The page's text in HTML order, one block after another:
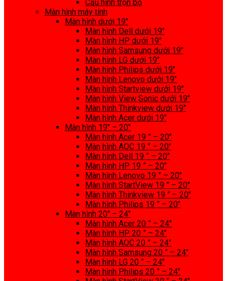
Cấu hình trọn bộ
Màn hình máy tính
Màn hình dưới 19″
Màn hình Dell dưới 19″
Màn hình HP dưới 19″
Màn hình Samsung dưới 19″
Màn hình LG dưới 19″
Màn hình Philips dưới 19″
Màn hình Lenovo dưới 19″
Màn hình Startview dưới 19″
Màn hình View Sonic dưới 19″
Màn hình Thinkview dưới 19″
Màn hình Acer dưới 19″
Màn hình 19″ – 20″
Màn hình Acer 19 ” – 20″
Màn hình AOC 19 ” – 20″
Màn hình Dell 19 ” – 20″
Màn hình HP 19 ” – 20″
Màn hình Lenovo 19 ” – 20″
Màn hình StartView 19 ” – 20″
Màn hình Thinkview 19 ” – 20″
Màn hình Philips 19 ” – 20″
Màn hình 20″ – 24″
Màn hình Acer 20 ” – 24″
Màn hình HP 20 ” – 24″
Màn hình AOC 20 ” – 24″
Màn hình Samsung 20 ” – 24″
Màn hình LG 20 ” – 24″
Màn hình Philips 20 ” – 24″